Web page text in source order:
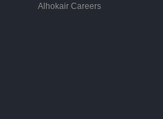
Alhokair Careers